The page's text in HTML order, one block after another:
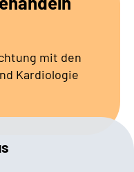
mit den
Kardiologie